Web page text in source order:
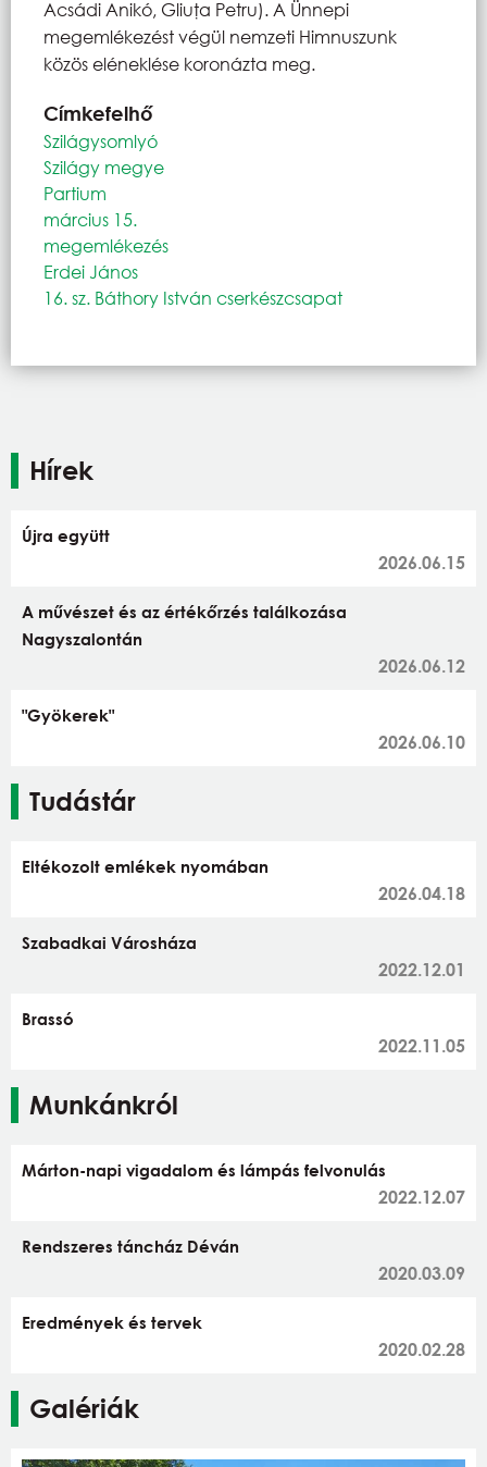
Acsádi Anikó, Gliuţa Petru). A Ünnepi
megemlékezést végül nemzeti Himnuszunk
közös eléneklése koronázta meg.
Címkefelhő
Szilágysomlyó
Szilágy megye
Partium
március 15.
megemlékezés
Erdei János
16. sz. Báthory István cserkészcsapat
Hírek
Újra együtt
2026.06.15
A művészet és az értékőrzés találkozása
Nagyszalontán
2026.06.12
"Gyökerek"
2026.06.10
Tudástár
Eltékozolt emlékek nyomában
2026.04.18
Szabadkai Városháza
2022.12.01
Brassó
2022.11.05
Munkánkról
Márton-napi vigadalom és lámpás felvonulás
2022.12.07
Rendszeres táncház Déván
2020.03.09
Eredmények és tervek
2020.02.28
Galériák